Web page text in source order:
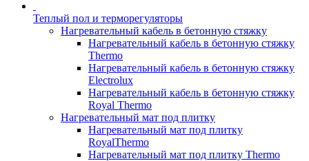
Теплый пол и терморегуляторы
Нагревательный кабель в бетонную стяжку
Нагревательный кабель в бетонную стяжку
Thermo
Нагревательный кабель в бетонную стяжку
Electrolux
Нагревательный кабель в бетонную стяжку
Royal Thermo
Нагревательный мат под плитку
Нагревательный мат под плитку
RoyalThermo
Нагревательный мат под плитку Thermo